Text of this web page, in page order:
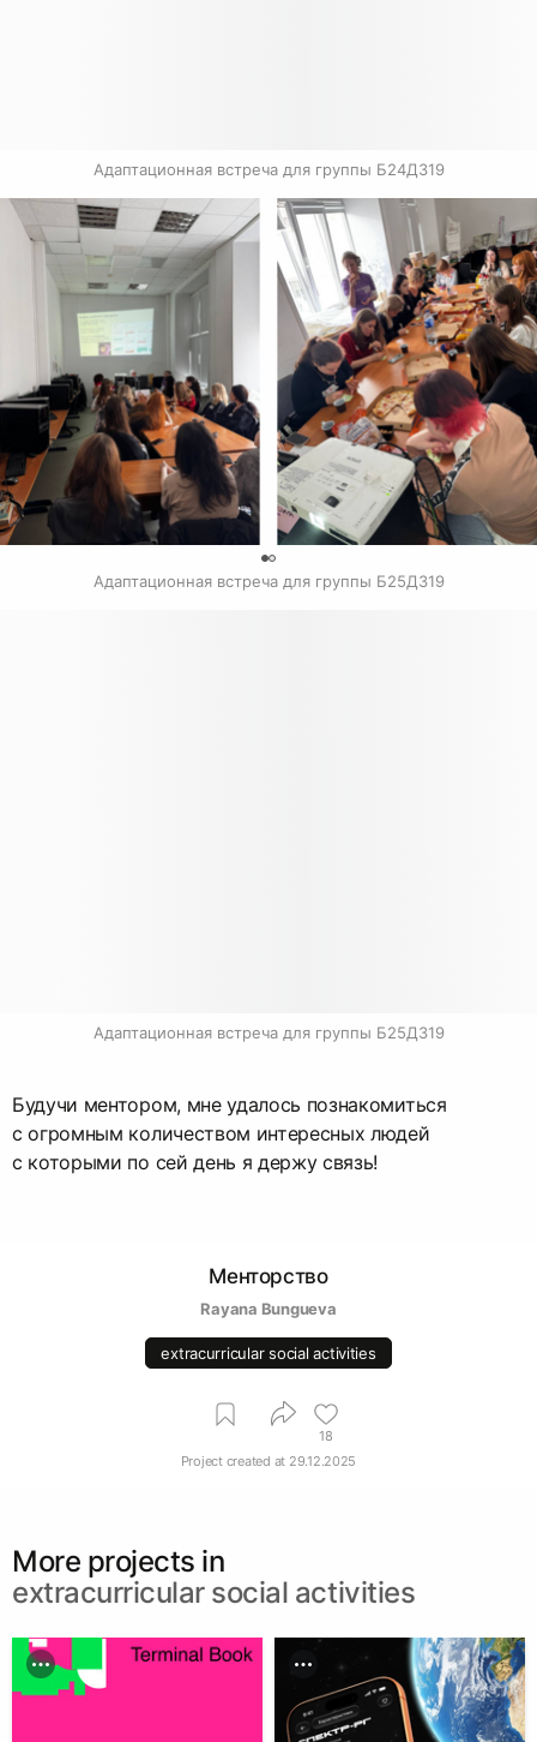
Адаптационная встреча для группы Б24ДЗ19
Адаптационная встреча для группы Б25ДЗ19
Адаптационная встреча для группы Б25ДЗ19
Будучи ментором, мне удалось познакомиться
с огромным количеством интересных людей
с которыми по сей день я держу связь!
Менторство
Rayana Bungueva
extracurricular social activities
18
Project created at 29.12.2025
More projects in
extracurricular social activities